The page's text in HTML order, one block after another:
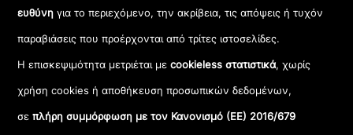
ευθύνη για το περιεχόμενο, την ακρίβεια, τις απόψεις ή τυχόν
παραβιάσεις που προέρχονται από τρίτες ιστοσελίδες.
Η επισκεψιμότητα μετριέται μεcookieless στατιστικά, χωρίς
χρήση cookies ή αποθήκευση προσωπικών δεδομένων,
σεπλήρη συμμόρφωση με τον Κανονισμό (ΕΕ) 2016/679